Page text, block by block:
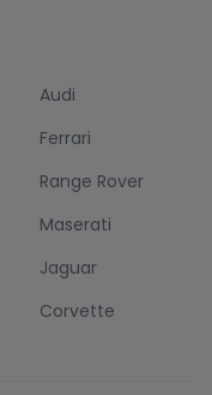
Audi
Ferrari
Range Rover
Maserati
Jaguar
Corvette